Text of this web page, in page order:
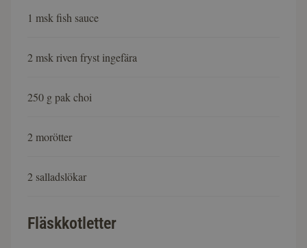
1 msk fish sauce
2 msk riven fryst ingefära
250 g pak choi
2 morötter
2 salladslökar
Fläskkotletter